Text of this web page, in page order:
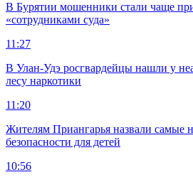
В Бурятии мошенники стали чаще
«сотрудниками суда»
11:27
В Улан-Удэ росгвардейцы нашли у
лесу наркотики
11:20
Жителям Приангарья назвали самые
безопасности для детей
10:56